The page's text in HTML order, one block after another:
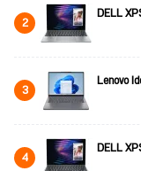
2 DELL
3 Lenovo
4 DELL